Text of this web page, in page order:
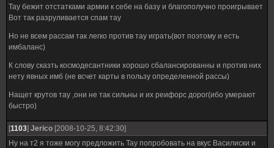
Тау бежит отстатками армии к себе на базу и благополучно проигрывает
Вот так разруливается спам тау
Но не всем рассам так легко против тау играть(вот поэтому и есть
имбаланс)
К слову сказть космодесантники хорошо сбалансированны и против них
нету явных имб (не всчет карты в пользу определенной рассы)
Нащет крутов тау ,они не так сильны и их реифорс дорог(ибо умерают
быстро)
[1103] Jerico [2008-10-25, 8:42:30]
Ну на т2 я тоже могу предложить Тау попробовать на вкус Василиски и